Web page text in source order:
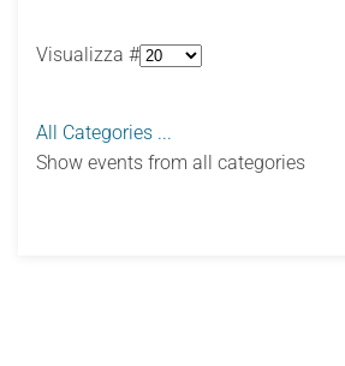
Visualizza #
All Categories ...
Show events from all categories